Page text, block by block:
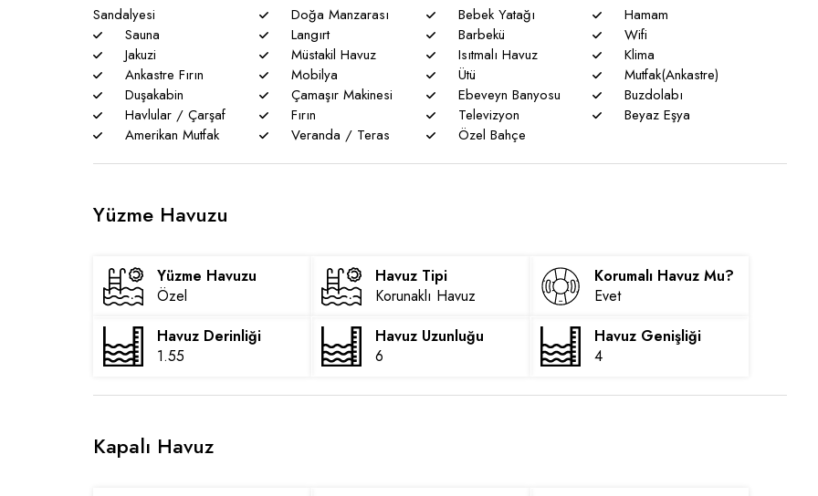
Sandalyesi
Doğa Manzarası Bebek Yatağı
Hamam
Sauna
Langırt Barbekü
Wifi
Jakuzi
Müstakil Havuz Isıtmalı Havuz
Klima
Ankastre Fırın
Mobilya Ütü
Mutfak(Ankastre)
Duşakabin
Çamaşır Makinesi Ebeveyn Banyosu
Buzdolabı
Havlular / Çarşaf
Fırın Televizyon
Beyaz Eşya
Amerikan Mutfak
Veranda / Teras Özel Bahçe
Yüzme Havuzu
Yüzme Havuzu
Özel
Havuz Tipi
Korunaklı Havuz
Korumalı Havuz Mu?
Evet
Havuz Derinliği
1.55
Havuz Uzunluğu
6
Havuz Genişliği
4
Kapalı Havuz